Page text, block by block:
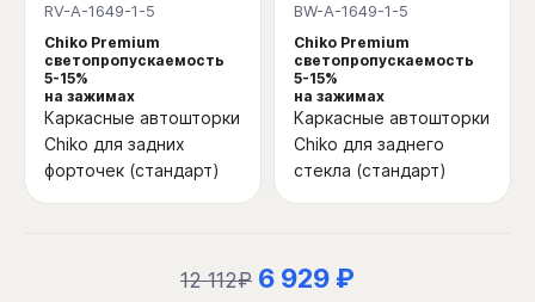
RV-A-1649-1-5
Chiko Premium
светопропускаемость
5-15%
на зажимах
Каркасные автошторки
Chiko для задних
форточек (стандарт)
BW-A-1649-1-5
Chiko Premium
светопропускаемость
5-15%
на зажимах
Каркасные автошторки
Chiko для заднего
стекла (стандарт)
12 112₽ 6 929 ₽